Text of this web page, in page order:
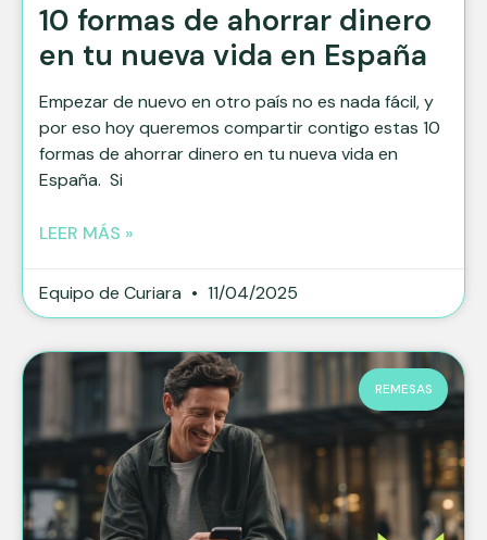
10 formas de ahorrar dinero
en tu nueva vida en España
Empezar de nuevo en otro país no es nada fácil, y
por eso hoy queremos compartir contigo estas 10
formas de ahorrar dinero en tu nueva vida en
España. Si
LEER MÁS »
Equipo de Curiara 11/04/2025
REMESAS